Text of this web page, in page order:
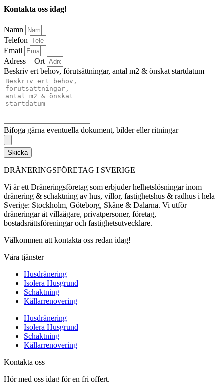
Kontakta oss idag!
Namn
Telefon
Email
Adress + Ort
Beskriv ert behov, förutsättningar, antal m2 & önskat startdatum
Bifoga gärna eventuella dokument, bilder eller ritningar
Skicka
DRÄNERINGSFÖRETAG I SVERIGE
Vi är ett Dräneringsföretag som erbjuder helhetslösningar inom
dränering & schaktning av hus, villor, fastighetshus & radhus i hela
Sverige: Stockholm, Göteborg, Skåne & Dalarna. Vi utför
dräneringar åt villaägare, privatpersoner, företag,
bostadsrättsföreningar och fastighetsutvecklare.
Välkommen att kontakta oss redan idag!
Våra tjänster
Husdränering
Isolera Husgrund
Schaktning
Källarrenovering
Husdränering
Isolera Husgrund
Schaktning
Källarrenovering
Kontakta oss
Hör med oss idag för en fri offert.